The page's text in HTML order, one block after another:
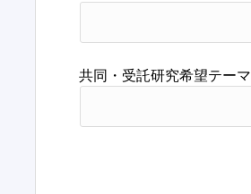
共同・受託研究希望テーマ